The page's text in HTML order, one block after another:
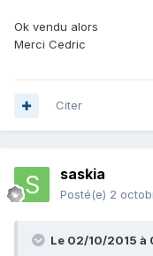
Ok vendu alors
Merci Cedric
Citer
saskia
Posté(e) 2
Le 02/10/2015 à